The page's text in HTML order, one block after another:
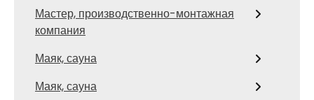
Мастер, производственно-монтажная
компания
Маяк, сауна
Маяк, сауна